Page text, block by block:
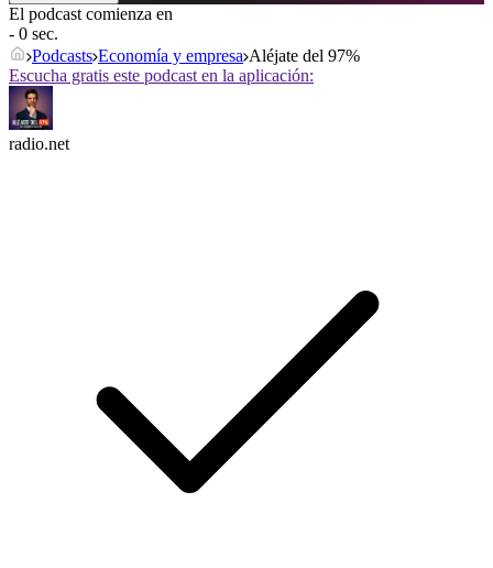
El podcast comienza en
- 0 sec.
Podcasts Economía y empresa Aléjate del 97%
Escucha gratis este podcast en la aplicación:
radio.net